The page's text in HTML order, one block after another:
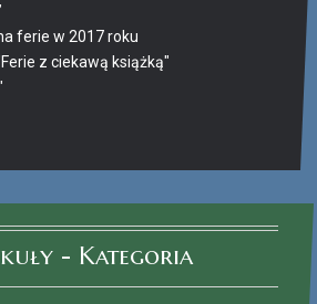
ferie w 2017 roku
z ciekawą książką"
- Kategoria